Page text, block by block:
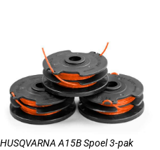
HUSQVARNA A15B Spoel 3-pak